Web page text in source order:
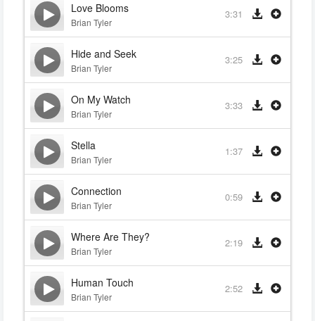
Love Blooms
Brian Tyler
3:31
Hide and Seek
Brian Tyler
3:25
On My Watch
Brian Tyler
3:33
Stella
Brian Tyler
1:37
Connection
Brian Tyler
0:59
Where Are They?
Brian Tyler
2:19
Human Touch
Brian Tyler
2:52